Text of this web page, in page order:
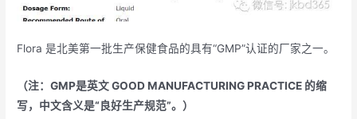
Flora 是北美第一批生产保健食品的具有“GMP”认证的厂家之一。
（注：GMP是英文 GOOD MANUFACTURING PRACTICE 的缩
写，中文含义是“良好生产规范”。）